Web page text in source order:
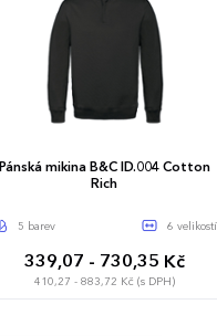
Pánská mikina B&C ID.004 Cotton
Rich
5 barev 6 velikostí
339,07 - 730,35 Kč
410,27 - 883,72 Kč (s DPH)